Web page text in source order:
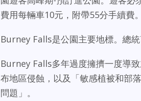
費用每輛車10元，附帶55分手續費。
Burney Falls是公園主要地標。總
Burney Falls多年過度擁擠一度導
布地區侵蝕，以及「敏感植被和部
問題」。